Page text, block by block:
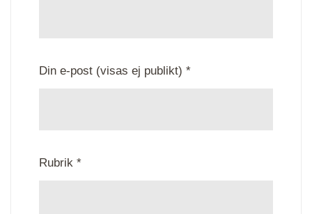
Din e-post (visas ej publikt) *
Rubrik *